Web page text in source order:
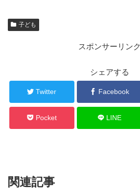
子ども
スポンサーリンク
シェアする
Twitter Facebook
Pocket LINE
関連記事